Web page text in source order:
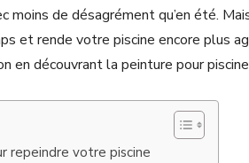
moins de désagrément qu’en été.
et rende votre piscine encore plus
en découvrant la peinture pour
repeindre votre piscine